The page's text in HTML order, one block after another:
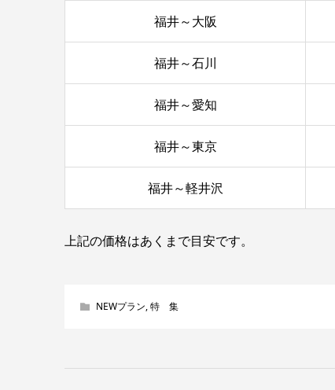
福井～大阪
福井～石川
福井～愛知
福井～東京
福井～軽井沢
上記の価格はあくまで目安です。
NEWプラン,特 集